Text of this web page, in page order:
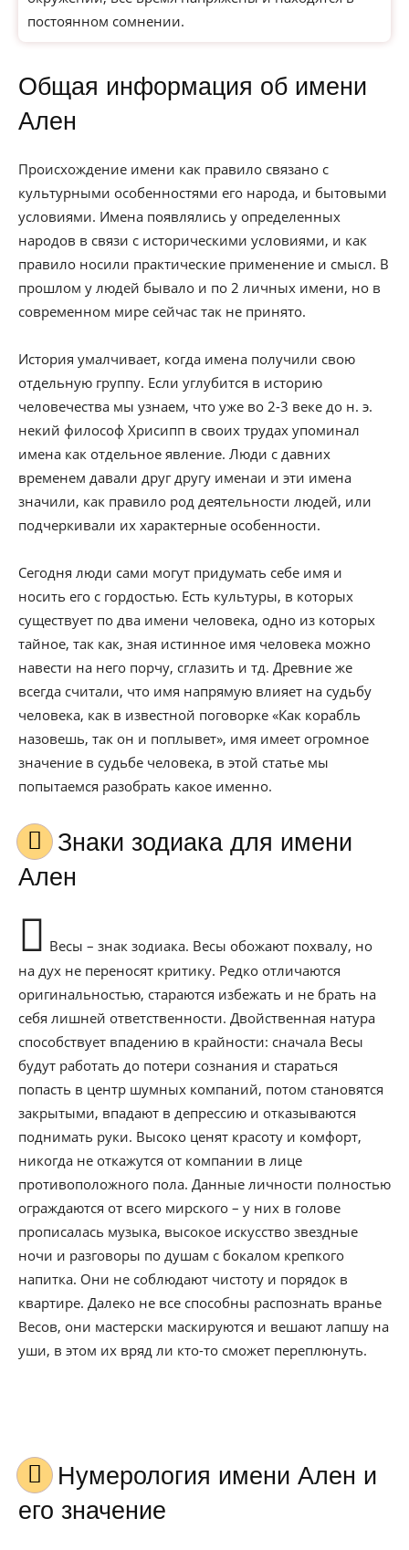
постоянном сомнении.
Общая информация об имени
Ален
Происхождение имени как правило связано с
культурными особенностями его народа, и бытовыми
условиями. Имена появлялись у определенных
народов в связи с историческими условиями, и как
правило носили практические применение и смысл. В
прошлом у людей бывало и по 2 личных имени, но в
современном мире сейчас так не принято.
История умалчивает, когда имена получили свою
отдельную группу. Если углубится в историю
человечества мы узнаем, что уже во 2-3 веке до н. э.
некий философ Хрисипп в своих трудах упоминал
имена как отдельное явление. Люди с давних
временем давали друг другу именаи и эти имена
значили, как правило род деятельности людей, или
подчеркивали их характерные особенности.
Сегодня люди сами могут придумать себе имя и
носить его с гордостью. Есть культуры, в которых
существует по два имени человека, одно из которых
тайное, так как, зная истинное имя человека можно
навести на него порчу, сглазить и тд. Древние же
всегда считали, что имя напрямую влияет на судьбу
человека, как в известной поговорке «Как корабль
назовешь, так он и поплывет», имя имеет огромное
значение в судьбе человека, в этой статье мы
попытаемся разобрать какое именно.
Знаки зодиака для имени
Ален
Весы – знак зодиака. Весы обожают похвалу, но
на дух не переносят критику. Редко отличаются
оригинальностью, стараются избежать и не брать на
себя лишней ответственности. Двойственная натура
способствует впадению в крайности: сначала Весы
будут работать до потери сознания и стараться
попасть в центр шумных компаний, потом становятся
закрытыми, впадают в депрессию и отказываются
поднимать руки. Высоко ценят красоту и комфорт,
никогда не откажутся от компании в лице
противоположного пола. Данные личности полностью
ограждаются от всего мирского – у них в голове
прописалась музыка, высокое искусство звездные
ночи и разговоры по душам с бокалом крепкого
напитка. Они не соблюдают чистоту и порядок в
квартире. Далеко не все способны распознать вранье
Весов, они мастерски маскируются и вешают лапшу на
уши, в этом их вряд ли кто-то сможет переплюнуть.
Нумерология имени Ален и
его значение